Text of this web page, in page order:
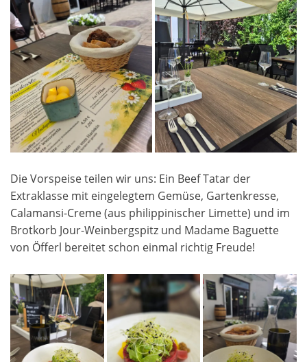
Die Vorspeise teilen wir uns: Ein Beef Tatar der
Extraklasse mit eingelegtem Gemüse, Gartenkresse,
Calamansi-Creme (aus philippinischer Limette) und im
Brotkorb Jour-Weinbergspitz und Madame Baguette
von Öfferl bereitet schon einmal richtig Freude!